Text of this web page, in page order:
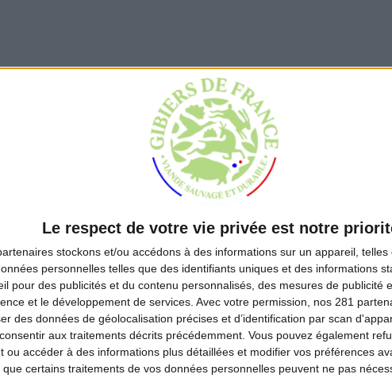
Le respect de votre vie privée est notre
stockons et/ou accédons à des informations sur un appareil, telles
personnelles telles que des identifiants uniques et des informations
pour des publicités et du contenu personnalisés, des mesures de publicité
et le développement de services. Avec votre permission, nos 281
des données de géolocalisation précises et d’identification par scan
aux traitements décrits précédemment. Vous pouvez également
ou accéder à des informations plus détaillées et modifier vos préférences
que certains traitements de vos données personnelles peuvent ne pas
Trouvez nos produits